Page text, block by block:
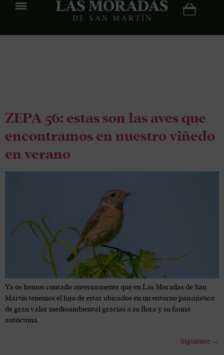
ZEPA 56: estas son las aves que
encontramos en nuestro viñedo
en verano
Ya os hemos contado anteriormente que en Las Moradas de San
Martín tenemos el lujo de estar ubicados en un entorno paisajístico
de gran valor medioambiental gracias a su flora y su fauna
autóctona.
Siguiente →